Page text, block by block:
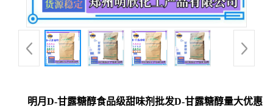
明月D-甘露糖醇食品级甜味剂批发D-甘露糖醇量大优惠